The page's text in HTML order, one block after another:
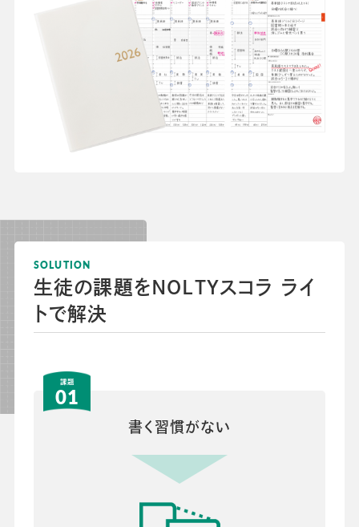
ビジネスツール事業 企業情報
生徒の課題をNOLTYスコラ ライ
トで解決
SOLUTION
01
書く習慣がない